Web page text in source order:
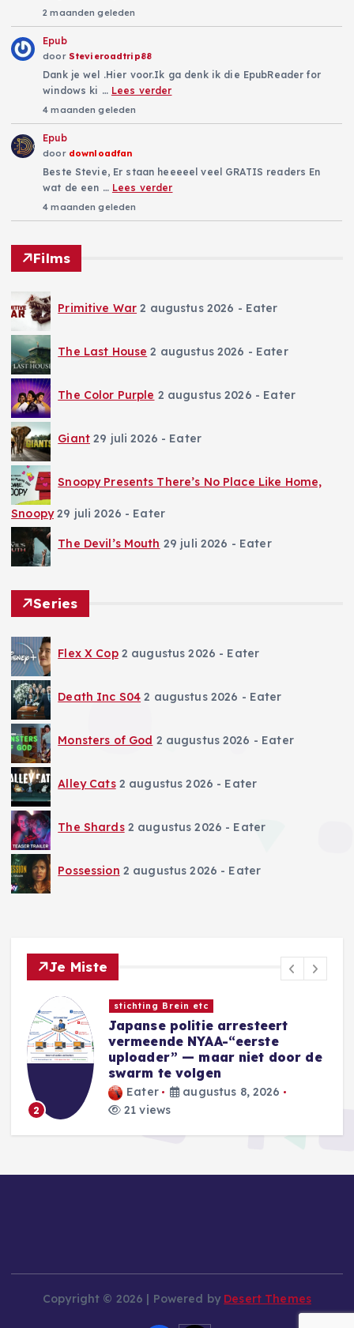
2 maanden geleden
Epub
door Stevieroadtrip88
Dank je wel .Hier voor.Ik ga denk ik die EpubReader for
windows ki … Lees verder
4 maanden geleden
Epub
door downloadfan
Beste Stevie, Er staan heeeeel veel GRATIS readers En
wat de een … Lees verder
4 maanden geleden
Films
Primitive War 2 augustus 2026 - Eater
The Last House 2 augustus 2026 - Eater
The Color Purple 2 augustus 2026 - Eater
Giant 29 juli 2026 - Eater
Snoopy Presents There’s No Place Like Home,
Snoopy 29 juli 2026 - Eater
The Devil’s Mouth 29 juli 2026 - Eater
Series
Flex X Cop 2 augustus 2026 - Eater
Death Inc S04 2 augustus 2026 - Eater
Monsters of God 2 augustus 2026 - Eater
Alley Cats 2 augustus 2026 - Eater
The Shards 2 augustus 2026 - Eater
Possession 2 augustus 2026 - Eater
Je Miste
3
Nieuwe Games
Sins of a Solar Empire II:
Harbinger introduceert nieuwe
Eidolon-factie
Blackwell
augustus 8, 2026
28 views